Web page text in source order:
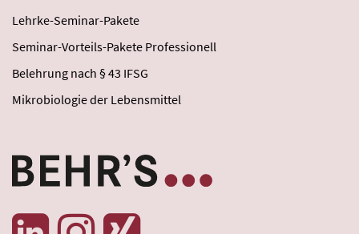
Lehrke-Seminar-Pakete
Seminar-Vorteils-Pakete Professionell
Belehrung nach § 43 IFSG
Mikrobiologie der Lebensmittel